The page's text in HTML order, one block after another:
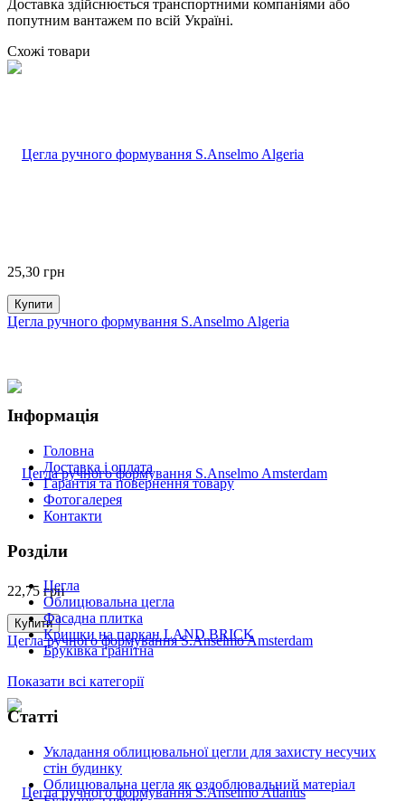
Доставка здійснюється транспортними компаніями або
попутним вантажем по всій Україні.
Схожі товари
25,30 грн
Купити
Цегла ручного формування S.Anselmo Algeria
22,75 грн
Купити
Цегла ручного формування S.Anselmo Amsterdam
Інформація
Головна
Доставка і оплата
Гарантія та повернення товару
Фотогалерея
Контакти
Розділи
Цегла
Облицювальна цегла
Фасадна плитка
Кришки на паркан LAND BRICK
Бруківка гранітна
Показати всі категорії
Статті
Укладання облицювальної цегли для захисту несучих
стін будинку
Облицювальна цегла як оздоблювальний матеріал